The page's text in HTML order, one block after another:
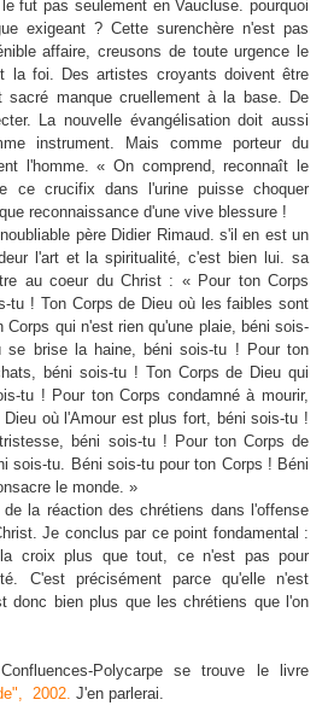
fut pas seulement en Vaucluse. pourquoi
exigeant ? Cette surenchère n'est pas
affaire, creusons de toute urgence le
la foi. Des artistes croyants doivent être
sacré manque cruellement à la base. De
La nouvelle évangélisation doit aussi
instrument. Mais comme porteur du
l'homme. « On comprend, reconnaît le
ce crucifix dans l'urine puisse choquer
reconnaissance d'une vive blessure !
père Didier Rimaud. s'il en est un
l'art et la spiritualité, c'est bien lui. sa
au coeur du Christ : « Pour ton Corps
tu ! Ton Corps de Dieu où les faibles sont
qui n'est rien qu'une plaie, béni sois-
se brise la haine, béni sois-tu ! Pour ton
béni sois-tu ! Ton Corps de Dieu qui
tu ! Pour ton Corps condamné à mourir,
où l'Amour est plus fort, béni sois-tu !
béni sois-tu ! Pour ton Corps de
sois-tu. Béni sois-tu pour ton Corps ! Béni
le monde. »
la réaction des chrétiens dans l'offense
Je conclus par ce point fondamental :
croix plus que tout, ce n'est pas pour
C'est précisément parce qu'elle n'est
donc bien plus que les chrétiens que l'on
Polycarpe se trouve le livre
2002. J'en parlerai.